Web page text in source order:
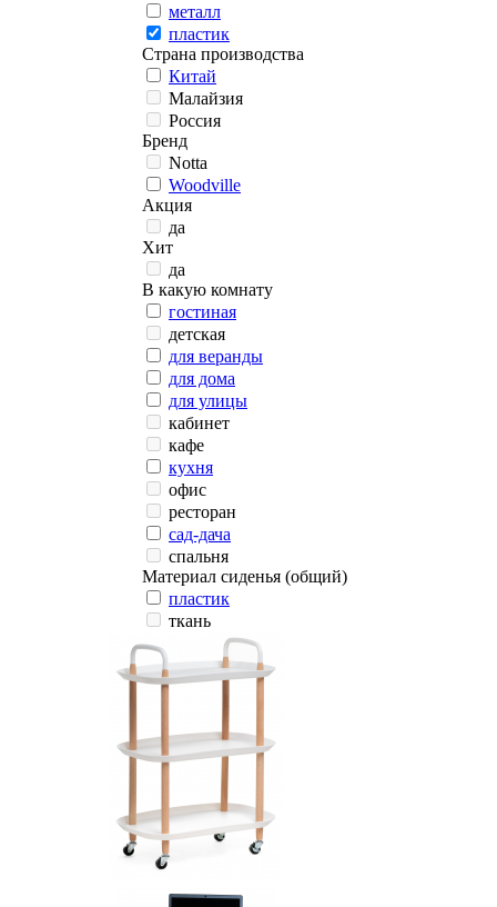
металл
пластик
Страна производства
Китай
Малайзия
Россия
Бренд
Notta
Woodville
Акция
да
Хит
да
В какую комнату
гостиная
детская
для веранды
для дома
для улицы
кабинет
кафе
кухня
офис
ресторан
сад-дача
спальня
Материал сиденья (общий)
пластик
ткань